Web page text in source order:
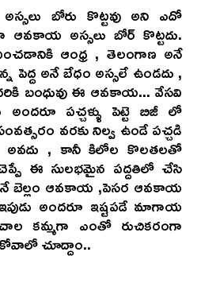
బోరు కొట్టవు అని ఎదో
ఆవకాయ అస్సలు బోర్ కొట్టదు.
ఆంధ్ర , తెలంగాణ అనే
పెద్ద అనే బేధం అస్సలే ఉండదు ,
బంధువు ఈ ఆవకాయ... వేసవి
పచ్చళ్ళు పెట్టె బిజీ లో
వరకు నిల్వ ఉండే పచ్చడి
అవదు , కానీ కిలోల కొలతలతో
ఈ సులభమైన పద్దతిలో చేసి
బెల్లం ఆవకాయ ,పెసర ఆవకాయ
అందరూ ఇష్టపడే మాగాయ
,చాల కమ్మగా ఎంతో రుచికరంగా
చూద్దాం..